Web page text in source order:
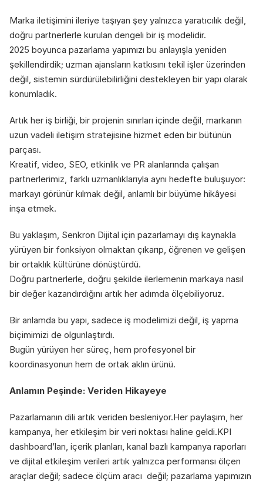
Marka iletişimini ileriye taşıyan şey yalnızca yaratıcılık değil,
doğru partnerlerle kurulan dengeli bir iş modelidir.
2025 boyunca pazarlama yapımızı bu anlayışla yeniden
şekillendirdik; uzman ajansların katkısını tekil işler üzerinden
değil, sistemin sürdürülebilirliğini destekleyen bir yapı olarak
konumladık.
Artık her iş birliği, bir projenin sınırları içinde değil, markanın
uzun vadeli iletişim stratejisine hizmet eden bir bütünün
parçası.
Kreatif, video, SEO, etkinlik ve PR alanlarında çalışan
partnerlerimiz, farklı uzmanlıklarıyla aynı hedefte buluşuyor:
markayı görünür kılmak değil, anlamlı bir büyüme hikâyesi
inşa etmek.
Bu yaklaşım, Senkron Dijital için pazarlamayı dış kaynakla
yürüyen bir fonksiyon olmaktan çıkarıp, öğrenen ve gelişen
bir ortaklık kültürüne dönüştürdü.
Doğru partnerlerle, doğru şekilde ilerlemenin markaya nasıl
bir değer kazandırdığını artık her adımda ölçebiliyoruz.
Bir anlamda bu yapı, sadece iş modelimizi değil, iş yapma
biçimimizi de olgunlaştırdı.
Bugün yürüyen her süreç, hem profesyonel bir
koordinasyonun hem de ortak aklın ürünü.
Anlamın Peşinde: Veriden Hikayeye
Pazarlamanın dili artık veriden besleniyor.Her paylaşım, her
kampanya, her etkileşim bir veri noktası haline geldi.KPI
dashboard’ları, içerik planları, kanal bazlı kampanya raporları
ve dijital etkileşim verileri artık yalnızca performansı ölçen
araçlar değil; sadece ölçüm aracı  değil; pazarlama yapımızın